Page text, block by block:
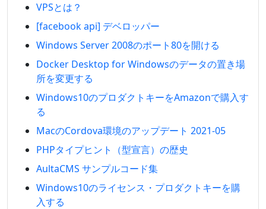
VPSとは？
[facebook api] デベロッパー
Windows Server 2008のポート80を開ける
Docker Desktop for Windowsのデータの置き場
所を変更する
Windows10のプロダクトキーをAmazonで購入す
る
MacのCordova環境のアップデート 2021-05
PHPタイプヒント（型宣言）の歴史
AultaCMS サンプルコード集
Windows10のライセンス・プロダクトキーを購
入する